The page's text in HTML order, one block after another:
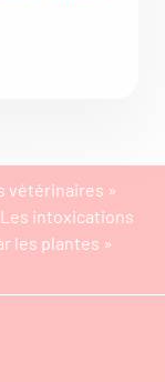
vétérinaires »
Les intoxications
les plantes »